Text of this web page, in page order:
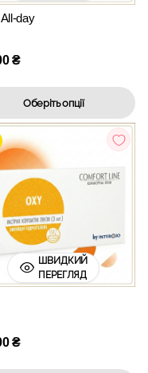
day
₴
Оберіть опції
ШВИДКИЙ
ПЕРЕГЛЯД
₴